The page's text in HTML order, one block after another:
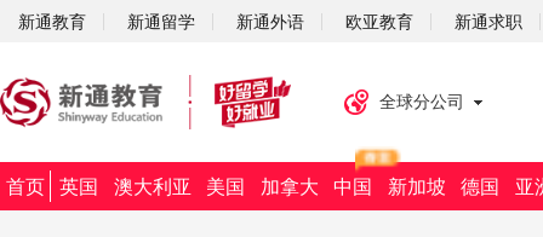
新通教育 新通留学 新通外语 欧亚教育 新通求职
全球分公司
首页 英国 澳大利亚 美国 加拿大 中国 新加坡 德国 亚